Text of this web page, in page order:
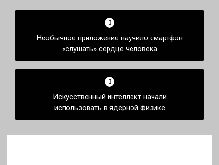
Навигация
записямНеобычное приложение научило смартфон
«слушать» сердце человека
Искусственный интеллект начали
использовать в ядерной физике